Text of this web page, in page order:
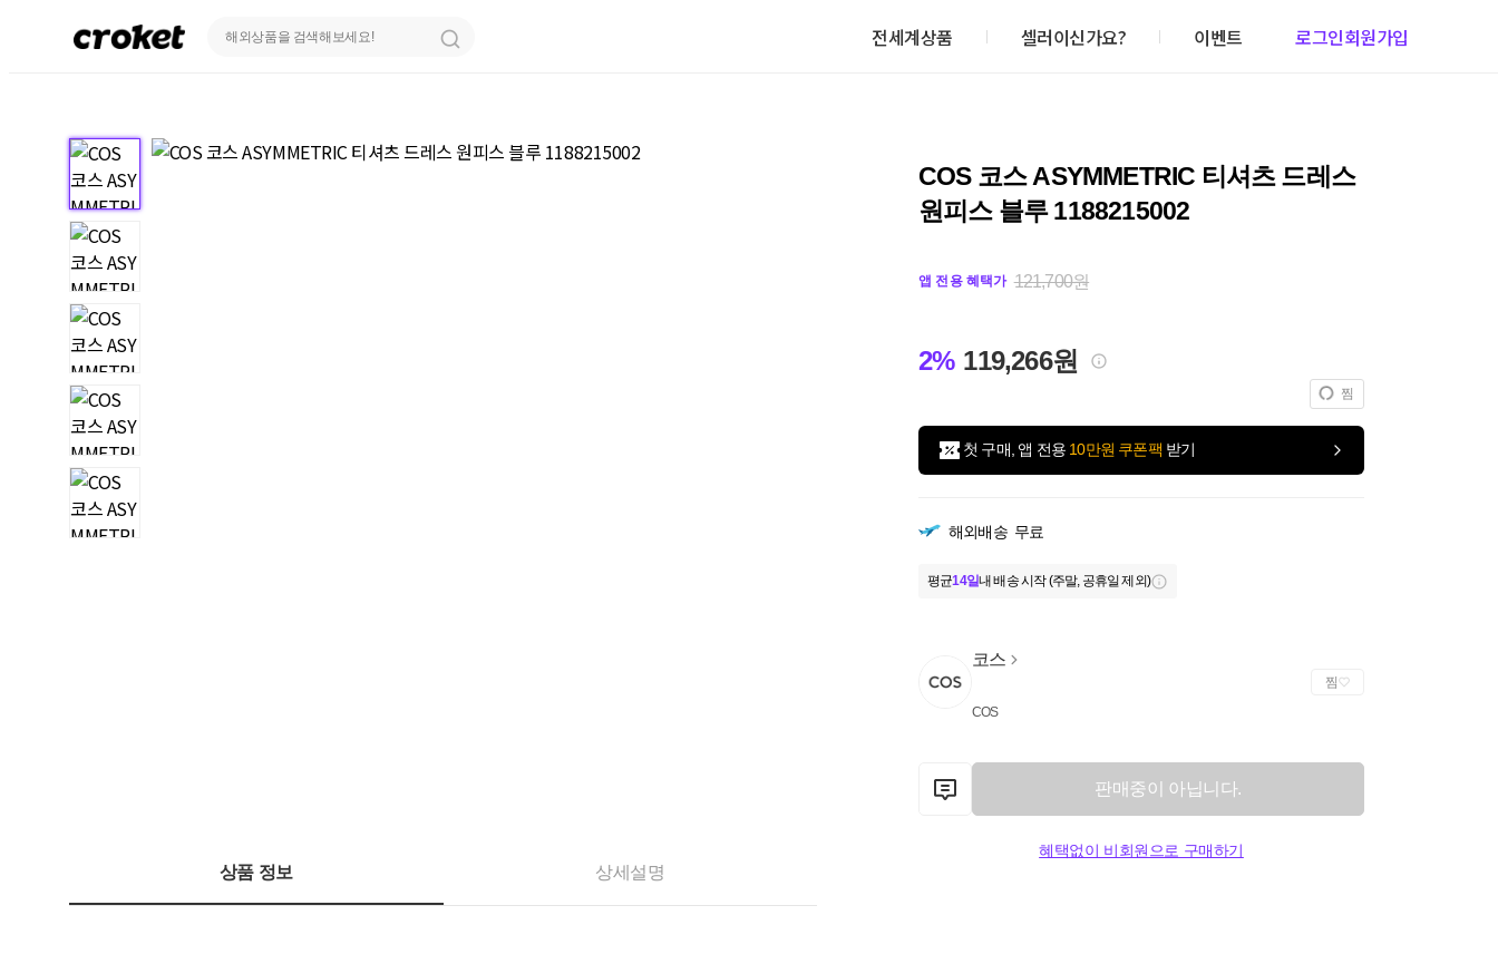
전세계상품 셀러이신가요? 이벤트 로그인회원가입
COS 코스 ASYMMETRIC 티셔츠 드레스
원피스 블루 1188215002
앱 전용 혜택가 121,700원
2% 119,266원
찜
첫 구매, 앱 전용 10만원 쿠폰팩 받기
해외배송 무료
평균14일내 배송 시작 (주말, 공휴일 제외)
코스
COS
찜
판매중이 아닙니다.
혜택없이 비회원으로 구매하기
상품 정보 상세설명